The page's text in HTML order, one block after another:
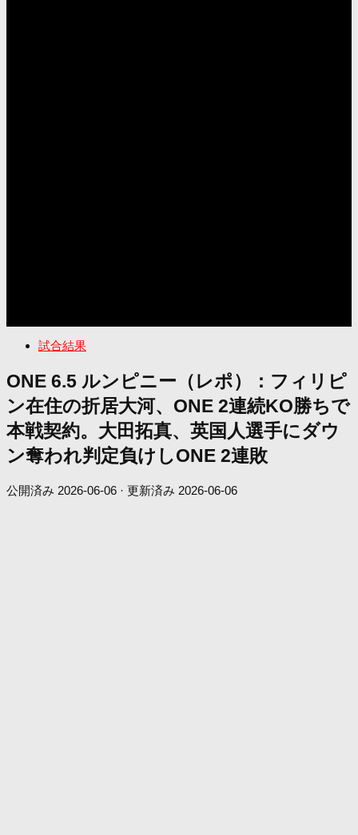
試合結果
ONE 6.5 ルンピニー（レポ）：フィリピ
ン在住の折居大河、ONE 2連続KO勝ちで
本戦契約。大田拓真、英国人選手にダウ
ン奪われ判定負けしONE 2連敗
公開済み 2026-06-06 · 更新済み 2026-06-06